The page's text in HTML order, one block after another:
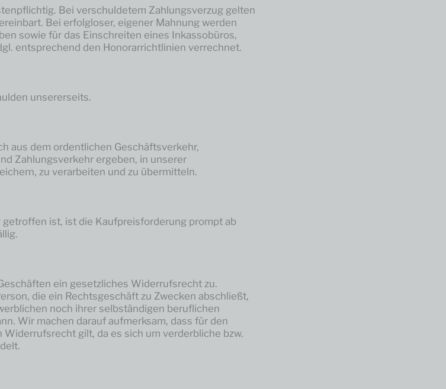
Bei verschuldetem Zahlungsverzug gelten
Bei erfolgloser, eigener Mahnung werden
sowie für das Einschreiten eines Inkassobüros,
entsprechend den Honorarrichtlinien verrechnet.
unsererseits.
aus dem ordentlichen Geschäftsverkehr,
Zahlungsverkehr ergeben, in unserer
zu verarbeiten und zu übermitteln.
ist, ist die Kaufpreisforderung prompt ab
ein gesetzliches Widerrufsrecht zu.
die ein Rechtsgeschäft zu Zwecken abschließt,
noch ihrer selbständigen beruflichen
Wir machen darauf aufmerksam, dass für den
gilt, da es sich um verderbliche bzw.